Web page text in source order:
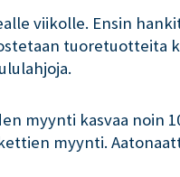
viikolle. Ensin
myynti kasvaa noin
myynti.